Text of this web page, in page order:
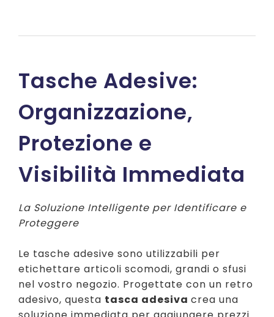
Tasche Adesive:
Organizzazione,
Protezione e
Visibilità Immediata
La Soluzione Intelligente per Identificare e
Proteggere
Le tasche adesive sono utilizzabili per
etichettare articoli scomodi, grandi o sfusi
nel vostro negozio. Progettate con un retro
adesivo, questa tasca adesiva crea una